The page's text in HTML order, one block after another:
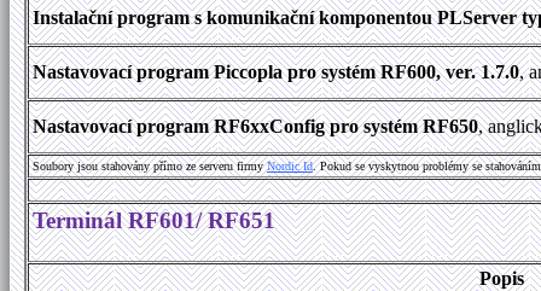
Instalační program s komunikační komponentou PLServer
Nastavovací program Piccopla pro systém RF600, ver. 1.7.0,
Nastavovací program RF6xxConfig pro systém RF650,
Soubory jsou stahovány přímo ze serveru firmyNordic Id. Pokud se vyskytnou problémy se
Terminál RF601/ RF651
Popis